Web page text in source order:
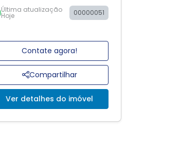
Última atualização
Hoje 00000051
Contate agora!
Compartilhar
Ver detalhes do imóvel